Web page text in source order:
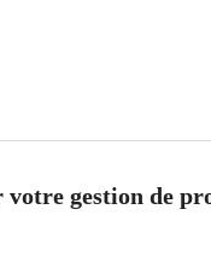
gestion de